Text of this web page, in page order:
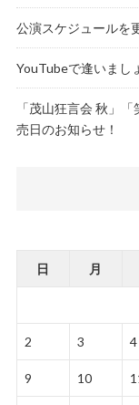
公演スケジュールを
YouTubeで逢いまし
「茂山狂言会 秋」
売日のお知らせ！
日
月
2 3 4
9 10